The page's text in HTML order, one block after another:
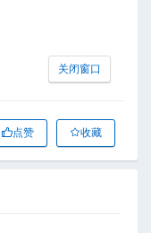
关闭窗口
点赞 收藏